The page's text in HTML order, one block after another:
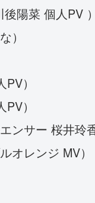
陽菜 個人PV ）
）
）
）
ンサー 桜井玲
オレンジ MV）